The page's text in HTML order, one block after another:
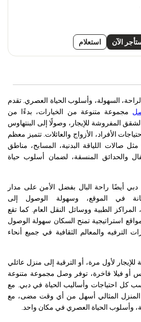
الآن استعلام
السهولة، وأسلوب الحياة العصري. تقدم
مجموعة متنوعة من الخيارات، بدءًا من
المفروشة للإيجار، وصولًا إلى البنتهاوس
الأفراد، الأزواج والعائلات. تتميز معظم
صالات اللياقة البدنية، المسابح، مناطق
والحدائق المنسقة، لضمان أسلوب حياة
دبي أيضًا راحة البال بفضل الأمن على مدار
في الموقع، وسهولة الوصول إلى
الطبية ووسائل النقل العام. كما تقع
استراتيجية تمنح السكان سهولة الوصول
الترفيه والمعالم الثقافية في جميع أنحاء
لأول مرة، أو الترقية إلى منزل عائلي
أو فيلا فاخرة، توفر وصل مجموعة متنوعة
كل احتياجات وأساليب الحياة في دبي. مع
المثالي أسهل من أي وقت مضى، مع
وأسلوب الحياة العصري في مكان واحد.